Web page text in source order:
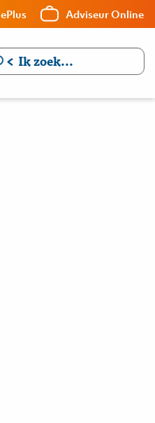
ePlus Adviseur Online